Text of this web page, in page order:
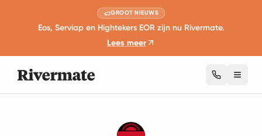
GROOT NIEUWS
Eos, Serviap en Hightekers EOR zijn nu Rivermate.
Lees meer